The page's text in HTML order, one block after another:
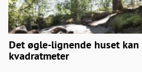
Det øgle-lignende huset
kvadratmeter